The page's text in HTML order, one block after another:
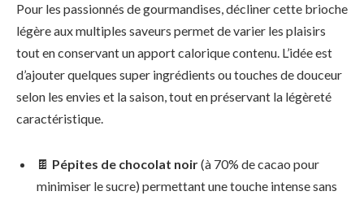
Pour les passionnés de gourmandises, décliner cette brioche
légère aux multiples saveurs permet de varier les plaisirs
tout en conservant un apport calorique contenu. L’idée est
d’ajouter quelques super ingrédients ou touches de douceur
selon les envies et la saison, tout en préservant la légèreté
caractéristique.
🍫 Pépites de chocolat noir(à 70% de cacao pour
minimiser le sucre) permettant une touche intense sans